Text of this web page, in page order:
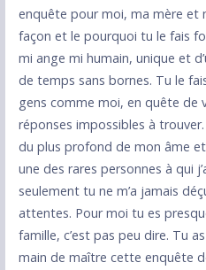
enquête pour moi, ma mère et
façon et le pourquoi tu le fais
mi ange mi humain, unique et
de temps sans bornes. Tu le
gens comme moi, en quête de
réponses impossibles à trouver.
du plus profond de mon âme
une des rares personnes à qui
seulement tu ne m’a jamais
attentes. Pour moi tu es
famille, c’est pas peu dire. Tu
main de maître cette enquête